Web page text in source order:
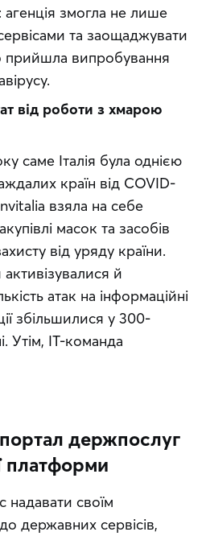
агенція змогла не лише
та заощаджувати
прийшла випробування
від роботи з хмарою
саме Італія була однією
країн від COVID-
взяла на себе
масок та засобів
від уряду країни.
активізувалися й
атак на інформаційні
збільшилися у 300-
Утім, ІТ-команда
держпослуг
платформи
своїм
державних сервісів,